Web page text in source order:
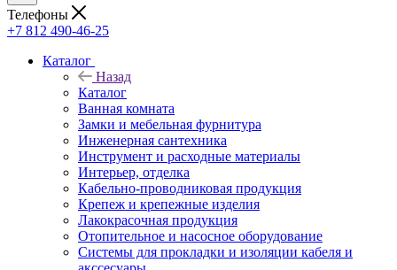
Телефоны
+7 812 490-46-25
Каталог
Назад
Каталог
Ванная комната
Замки и мебельная фурнитура
Инженерная сантехника
Инструмент и расходные материалы
Интерьер, отделка
Кабельно-проводниковая продукция
Крепеж и крепежные изделия
Лакокрасочная продукция
Отопительное и насосное оборудование
Системы для прокладки и изоляции кабеля и